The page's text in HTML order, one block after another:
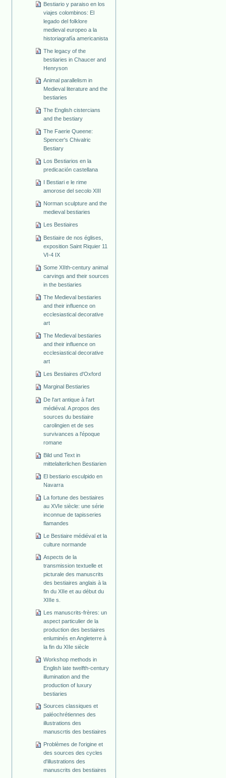
Bestiario y paraiso en los
viajes colombinos: El
legado del folklore
medieval europeo a la
historiagrafía americanista
The legacy of the
bestiaries in Chaucer and
Henryson
Animal parallelism in
Medieval literature and the
bestiaries
The English cistercians
and the bestiary
The Faerie Queene:
Spencer's Chivalric
Bestiary
Los Bestiarios en la
predicación castellana
I Bestiari e le rime
amorose del secolo XIII
Norman sculpture and the
medieval bestiaries
Les Bestiaires
Bestiaire de nos églises,
exposition Saint Riquier 11
VI-4 IX
Some XIIth-century animal
carvings and their sources
in the bestiaries
The Medieval bestiaries
and their influence on
ecclesiastical decorative
art
The Medieval bestiaries
and their influence on
ecclesiastical decorative
art
Les Bestiaires d'Oxford
Marginal Bestiaries
De l'art antique à l'art
médiéval. A propos des
sources du bestiaire
carolingien et de ses
survivances a l'époque
romane
Bild und Text in
mittelalterlichen Bestiarien
El bestiario esculpido en
Navarra
La fortune des bestiaires
au XVIe siècle: une série
inconnue de tapisseries
flamandes
Le Bestiaire médiéval et la
culture normande
Aspects de la
transmission textuelle et
picturale des manuscrits
des bestiaires anglais à la
fin du XIIe et au début du
XIIIe s.
Les manuscrits-frères: un
aspect particulier de la
production des bestiaires
enluminés en Angleterre à
la fin du XIIe siècle
Workshop methods in
English late twelfth-century
illumination and the
production of luxury
bestiaries
Sources classiques et
paléochrétiennes des
illustrations des
manuscrtis des bestiaires
Problèmes de l'origine et
des sources des cycles
d'illustrations des
manuscrits des bestiaires